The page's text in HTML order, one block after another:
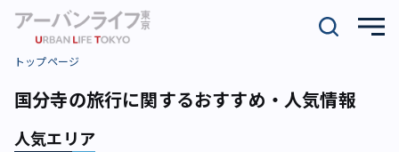
トップページ
国分寺の旅行に関するおすすめ・人気情報
人気エリア